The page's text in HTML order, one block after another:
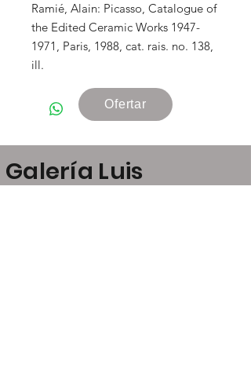
Ramié, Alain: Picasso, Catalogue of
the Edited Ceramic Works 1947-
1971, Paris, 1988, cat. rais. no. 138,
ill.
Ofertar
Galería Luis